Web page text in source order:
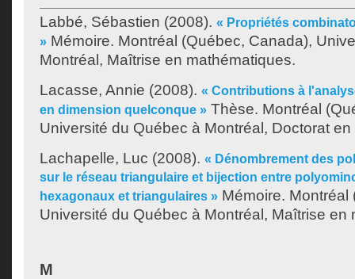
Labbé, Sébastien (2008). « Propriétés
» Mémoire. Montréal (Québec, Canada),
Montréal, Maîtrise en mathématiques.
Lacasse, Annie (2008). « Contributions à
en dimension quelconque » Thèse. Montréal
Université du Québec à Montréal, Doctorat
Lachapelle, Luc (2008). « Dénombrement des
sur le réseau triangulaire et bijection entre
hexagonaux et triangulaires » Mémoire.
Université du Québec à Montréal, Maîtrise en
M